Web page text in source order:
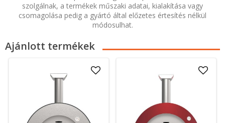
szolgálnak, a termékek műszaki adatai, kialakítása vagy
csomagolása pedig a gyártó által előzetes értesítés nélkül
módosulhat.
Ajánlott termékek